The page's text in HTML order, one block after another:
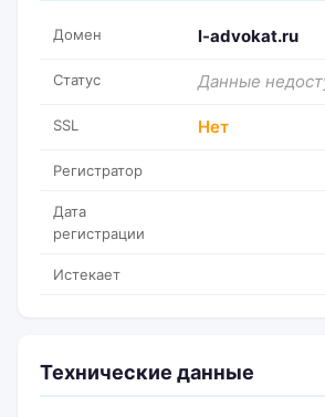
Домен l-advokat.ru
Статус Данные
SSL Нет
Регистратор
Дата
регистрации
Истекает
Технические данные